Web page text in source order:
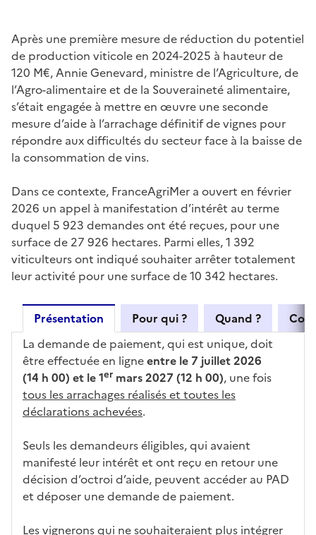
Après une première mesure de réduction du potentiel
de production viticole en 2024-2025 à hauteur de
120 M€, Annie Genevard, ministre de l’Agriculture, de
l’Agro-alimentaire et de la Souveraineté alimentaire,
s’était engagée à mettre en œuvre une seconde
mesure d’aide à l’arrachage définitif de vignes pour
répondre aux difficultés du secteur face à la baisse de
la consommation de vins.
Dans ce contexte, FranceAgriMer a ouvert en février
2026 un appel à manifestation d’intérêt au terme
duquel 5 923 demandes ont été reçues, pour une
surface de 27 926 hectares. Parmi elles, 1 392
viticulteurs ont indiqué souhaiter arrêter totalement
leur activité pour une surface de 10 342 hectares.
Présentation Pour qui ? Quand ?
La demande de paiement, qui est unique, doit
être effectuée en ligneentre le 7 juillet 2026
(14 h 00) et le 1er mars 2027 (12 h 00), une fois
tous les arrachages réalisés et toutes les
déclarations achevées.
Seuls les demandeurs éligibles, qui avaient
manifesté leur intérêt et ont reçu en retour une
décision d’octroi d’aide, peuvent accéder au PAD
et déposer une demande de paiement.
Les vignerons qui ne souhaiteraient plus intégrer